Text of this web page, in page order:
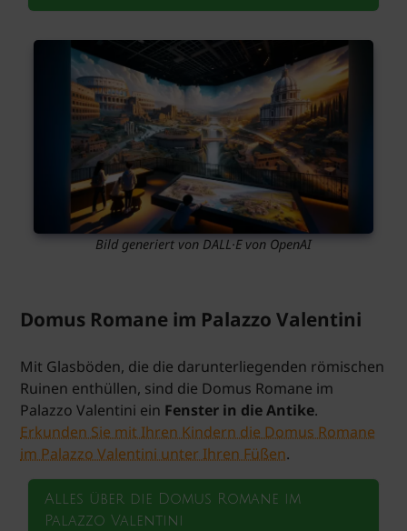
Bild generiert von DALL·E von OpenAI
Domus Romane im Palazzo Valentini
Mit Glasböden, die die darunterliegenden römischen
Ruinen enthüllen, sind die Domus Romane im
Palazzo Valentini ein Fenster in die Antike.
Erkunden Sie mit Ihren Kindern die Domus Romane
im Palazzo Valentini unter Ihren Füßen.
Alles über die Domus Romane im
Palazzo Valentini